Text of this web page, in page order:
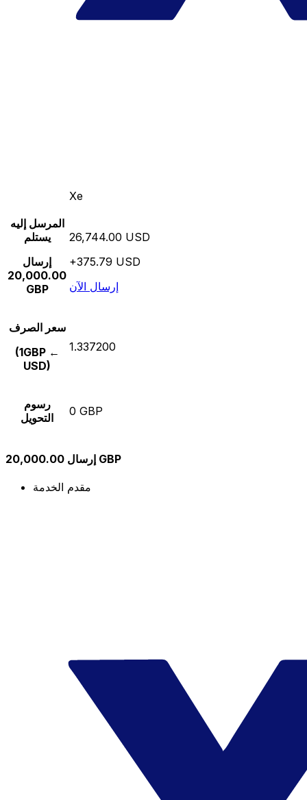
Xe
المرسل إليه
يستلم
إرسال
20,000.00
GBP
26,744.00 USD
+375.79 USD
إرسال الآن
سعر الصرف
(1GBP ←
USD)
1.337200
رسوم
التحويل
0 GBP
إرسال 20,000.00 GBP
مقدم الخدمة